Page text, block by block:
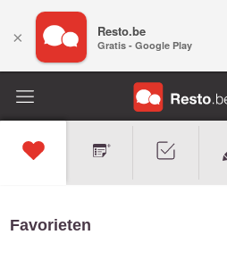
Favorieten
× Resto.be
Gratis - Google Play